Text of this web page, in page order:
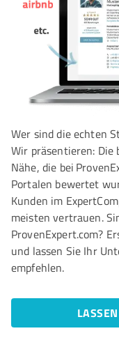
Wer sind die echten
Wir präsentieren:
Nähe, die bei
Portalen bewertet
Kunden im
meisten vertrauen.
ProvenExpert.com?
und lassen Sie Ihr
empfehlen.